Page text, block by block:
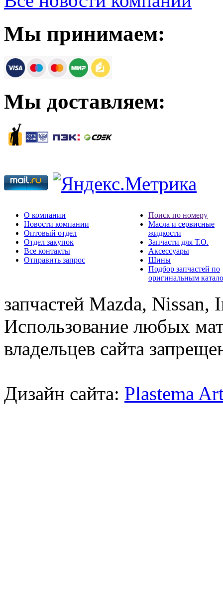
Мы принимаем:
Мы доставляем:
О компании
Новости компании
Оптовый отдел
Отдел закупок
Все контакты
Отправить запрос
Поиск по номеру
Масла и сервисные
жидкости
Запчасти для Т.О.
Аксессуары
Шины
Подбор запчастей по
оригинальным
запчастей Mazda,
Использование любых
владельцев сайта
Дизайн сайта: Plastema